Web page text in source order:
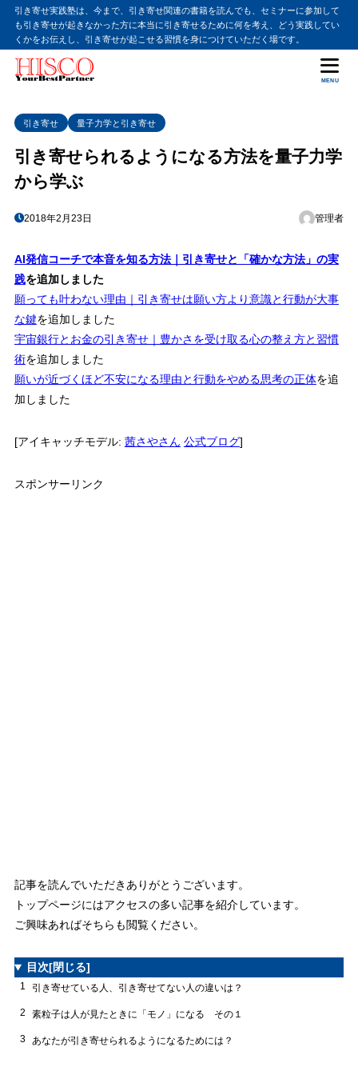
引き寄せ実践塾は、今まで、引き寄せ関連の書籍を読んでも、セミナーに参加して
も引き寄せが起きなかった方に本当に引き寄せるために何を考え、どう実践してい
くかをお伝えし、引き寄せが起こせる習慣を身につけていただく場です。
MENU
引き寄せ 量子力学と引き寄せ
引き寄せられるようになる方法を量子力学
から学ぶ
2018年2月23日 管理者
AI発信コーチで本音を知る方法｜引き寄せと「確かな方法」の実
践を追加しました
願っても叶わない理由｜引き寄せは願い方より意識と行動が大事
な鍵を追加しました
宇宙銀行とお金の引き寄せ｜豊かさを受け取る心の整え方と習慣
術を追加しました
願いが近づくほど不安になる理由と行動をやめる思考の正体を追
加しました
[アイキャッチモデル: 茜さやさん 公式ブログ]
スポンサーリンク
記事を読んでいただきありがとうございます。
トップページにはアクセスの多い記事を紹介しています。
ご興味あればそちらも閲覧ください。
目次[閉じる]
1 引き寄せている人、引き寄せてない人の違いは？
2 素粒子は人が見たときに「モノ」になる その１
3 あなたが引き寄せられるようになるためには？
目次
2 素粒子は人が見たときに「モノ」になる その１
あなたが引き寄せられるようになるためには？